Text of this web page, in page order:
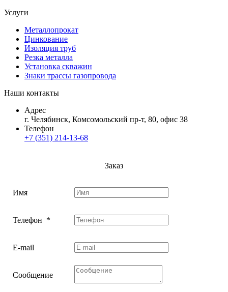
Услуги
Металлопрокат
Цинкование
Изоляция труб
Резка металла
Установка скважин
Знаки трассы газопровода
Наши контакты
Адрес
г. Челябинск, Комсомольский пр-т, 80, офис 38
Телефон
+7 (351) 214-13-68
Заказ
Имя
Телефон *
E-mail
Сообщение